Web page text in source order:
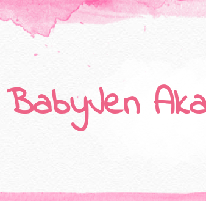
BabyJen